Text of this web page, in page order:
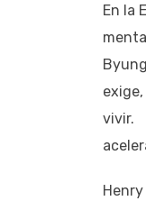
En la
vivir.